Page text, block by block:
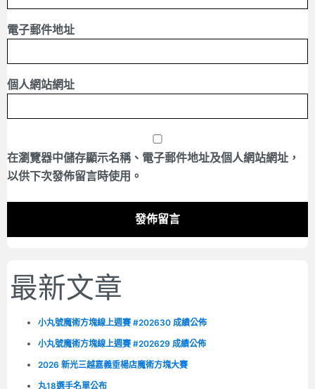
電子郵件地址
個人網站網址
在瀏覽器中儲存顯示名稱、電子郵件地址及個人網站網址，
以供下次發佈留言時使用。
最新文章
小丸號魔術方塊線上週賽 #202630 成績公佈
小丸號魔術方塊線上週賽 #202629 成績公佈
2026 新光三越嘉義垂楊店魔術方塊大賽
丸18選手名單公布